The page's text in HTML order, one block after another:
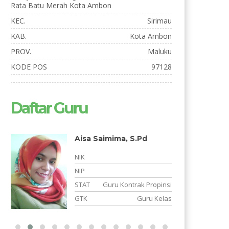
Rata Batu Merah Kota Ambon
KEC.
Sirimau
KAB.
Kota Ambon
PROV.
Maluku
KODE POS
97128
Daftar Guru
Aisa Saimima, S.Pd
STAT
Guru Kontrak Propinsi
Guru Kelas
NIK
NIP
STAT
GTK